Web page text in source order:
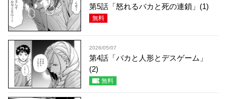
第5話「怒れるバカと死の連鎖」(1)
無料
2026/05/07
第4話「バカと人形とデスゲーム」
(2)
無料